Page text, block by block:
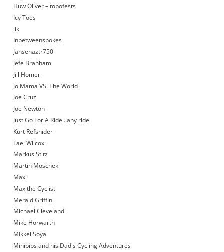
Huw Oliver – topofests
Icy Toes
iik
Inbetweenspokes
Jansenaztr750
Jefe Branham
Jill Homer
Jo Mama VS. The World
Joe Cruz
Joe Newton
Just Go For A Ride…any ride
Kurt Refsnider
Lael Wilcox
Markus Stitz
Martin Moschek
Max
Max the Cyclist
Meraid Griffin
Michael Cleveland
Mike Horwarth
MIkkel Soya
Minipips and his Dad's Cycling Adventures